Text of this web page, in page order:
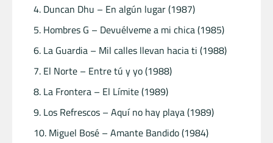
Duncan Dhu – En algún lugar (1987)
Hombres G – Devuélveme a mi chica (1985)
La Guardia – Mil calles llevan hacia ti (1988)
El Norte – Entre tú y yo (1988)
La Frontera – El Límite (1989)
Los Refrescos – Aquí no hay playa (1989)
Miguel Bosé – Amante Bandido (1984)